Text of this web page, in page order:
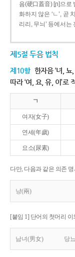
음(硬口蓋音) [ɲ]으로
화하지 않은 ‘ㄴ’, 곧
리리, 무늬’ 등에서는
제5절 두음 법칙
제10항 한자음 ‘녀,
따라 ‘여, 요, 유, 이’로
ㄱ
여자(女子)
연세(年歲)
요소(尿素)
다만, 다음과 같은 의존
냥(兩)
[붙임 1] 단어의 첫머리
남녀(男女) 당